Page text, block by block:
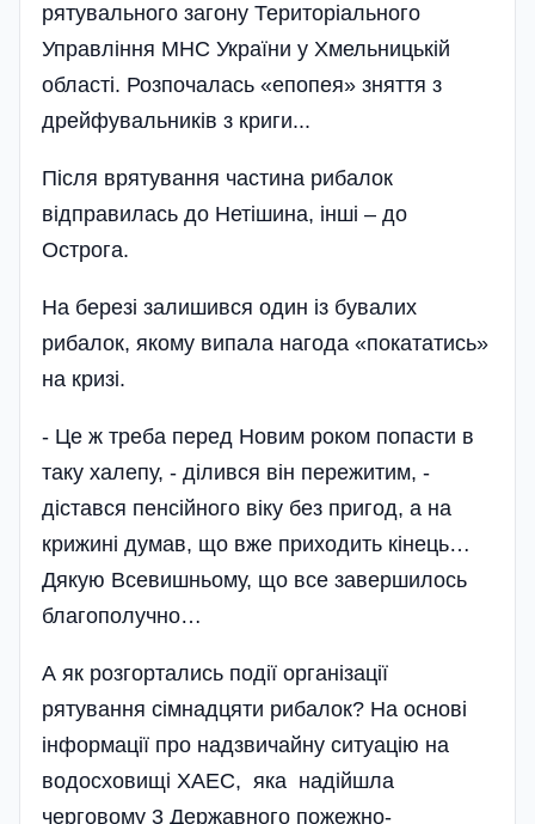
рятувального загону Територіального
Управління МНС України у Хмельницькій
області. Розпочалась «епопея» зняття з
дрейфувальників з криги...
Після врятування частина рибалок
відправилась до Нетішина, інші – до
Острога.
На березі залишився один із бувалих
рибалок, якому випала нагода «покататись»
на кризі.
- Це ж треба перед Новим роком попасти в
таку халепу, - ділився він пережитим, -
дістався пенсійного віку без пригод, а на
крижині думав, що вже приходить кінець…
Дякую Всевишньому, що все завершилось
благополучно…
А як розгортались події організації
рятування сімнадцяти рибалок? На основі
інформації про надзвичайну ситуацію на
водосховищі ХАЕС, яка надійшла
черговому 3 Державного пожежно-